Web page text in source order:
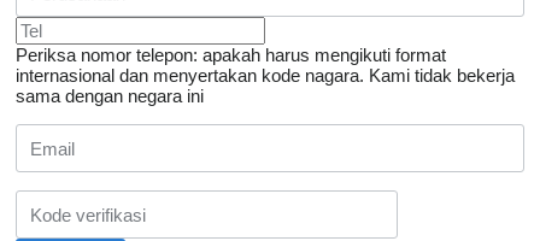
Periksa nomor telepon: apakah harus mengikuti format
internasional dan menyertakan kode nagara. Kami tidak bekerja
sama dengan negara ini